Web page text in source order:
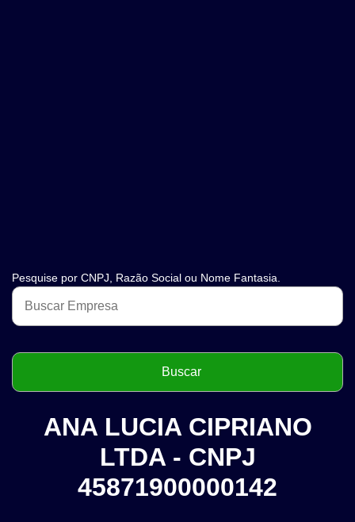
Pesquise por CNPJ, Razão Social ou Nome Fantasia.
ANA LUCIA CIPRIANO
LTDA - CNPJ
45871900000142